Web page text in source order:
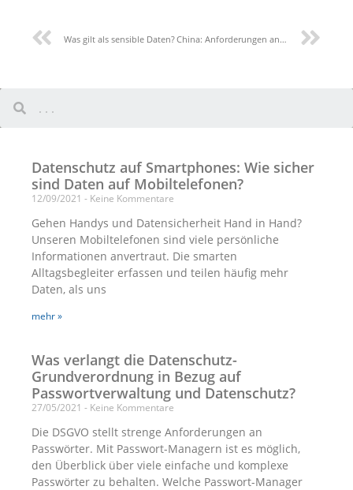
Was gilt als sensible Daten? China: Anforderungen an die Datenlokalisierung
Datenschutz auf Smartphones: Wie sicher
sind Daten auf Mobiltelefonen?
12/09/2021 Keine Kommentare
Gehen Handys und Datensicherheit Hand in Hand?
Unseren Mobiltelefonen sind viele persönliche
Informationen anvertraut. Die smarten
Alltagsbegleiter erfassen und teilen häufig mehr
Daten, als uns
mehr »
Was verlangt die Datenschutz-
Grundverordnung in Bezug auf
Passwortverwaltung und Datenschutz?
27/05/2021 Keine Kommentare
Die DSGVO stellt strenge Anforderungen an
Passwörter. Mit Passwort-Managern ist es möglich,
den Überblick über viele einfache und komplexe
Passwörter zu behalten. Welche Passwort-Manager